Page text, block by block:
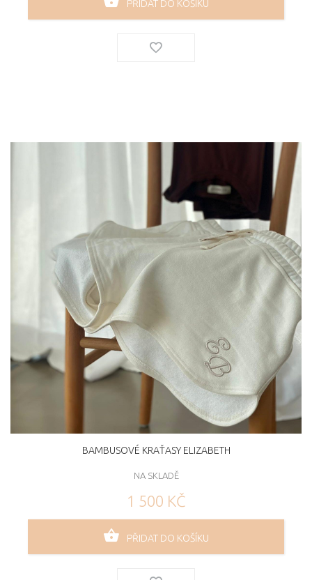
PŘIDAT DO KOŠÍKU
BAMBUSOVÉ KRAŤASY ELIZABETH
NA SKLADĚ
1 500 KČ
PŘIDAT DO KOŠÍKU